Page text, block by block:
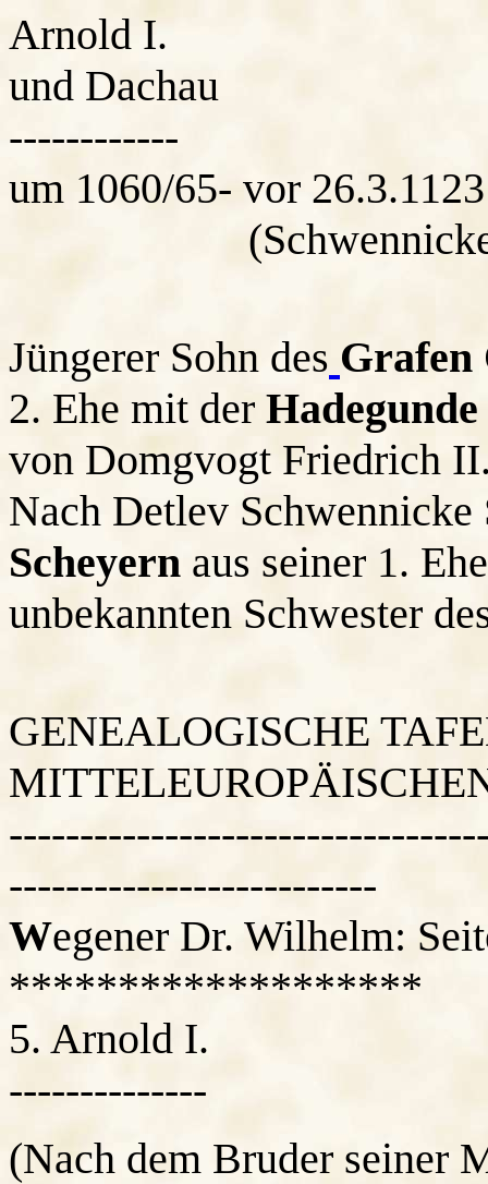
Arnold I.
und Dachau
------------
um 1060/65- vor 26.3.1123
Jüngerer Sohn des Grafen
2. Ehe mit der
von Domgvogt Friedrich
Nach Detlev Schwennicke
Scheyern aus seiner 1.
unbekannten Schwester
GENEALOGISCHE
--------------------------
Wegener Dr. Wilhelm:
*******************
5. Arnold I.
--------------
(Nach dem Bruder seiner